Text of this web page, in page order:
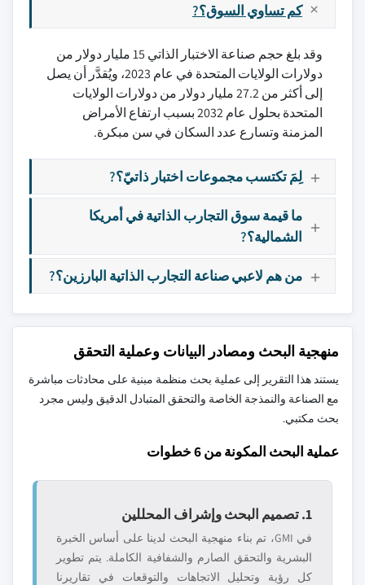
كم تساوي السوق؟?
وقد بلغ حجم صناعة الاختبار الذاتي 15 مليار دولار من
دولارات الولايات المتحدة في عام 2023، ويُقدَّر أن يصل
إلى أكثر من 27.2 مليار دولار من دولارات الولايات
المتحدة بحلول عام 2032 بسبب ارتفاع الأمراض
المزمنة وتسارع عدد السكان في سن مبكرة.
لِمَ تكتسب مجموعات اختبار ذاتيّ؟?
ما قيمة سوق التجارب الذاتية في أمريكا
الشمالية؟?
من هم لاعبي صناعة التجارب الذاتية البارزين؟?
منهجية البحث ومصادر البيانات وعملية التحقق
يستند هذا التقرير إلى عملية بحث منظمة مبنية على محادثات مباشرة
مع الصناعة والنمذجة الخاصة والتحقق المتبادل الدقيق وليس مجرد
بحث مكتبي.
عملية البحث المكونة من 6 خطوات
1. تصميم البحث وإشراف المحللين
في GMI، تم بناء منهجية البحث لدينا على أساس الخبرة
البشرية والتحقق الصارم والشفافية الكاملة. يتم تطوير
كل رؤية وتحليل الاتجاهات والتوقعات في تقاريرنا